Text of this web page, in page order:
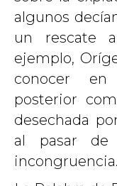
algunos
un rescate
ejemplo,
conocer
posterior
desechada
al pasar
incongruencia.